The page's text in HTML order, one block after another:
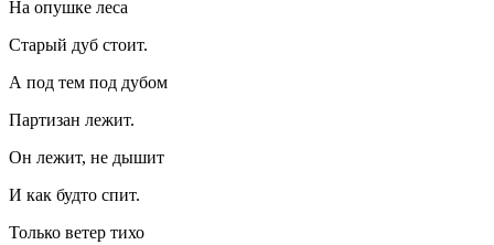
На опушке леса
Старый дуб стоит.
А под тем под дубом
Партизан лежит.
Он лежит, не дышит
И как будто спит.
Только ветер тихо